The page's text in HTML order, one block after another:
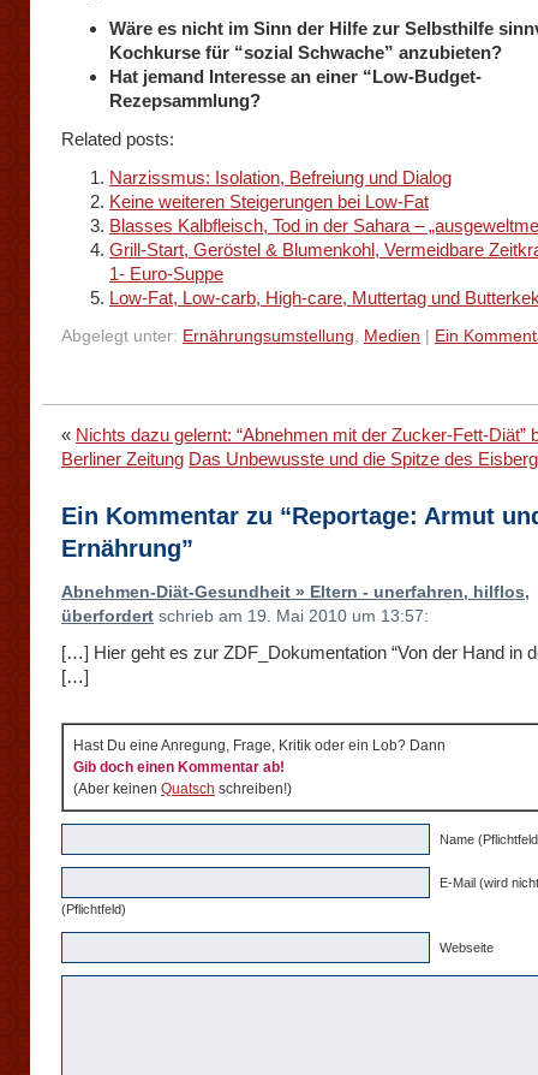
Wäre es nicht im Sinn der Hilfe zur Selbsthilfe
Kochkurse für “sozial Schwache” anzubieten?
Hat jemand Interesse an einer “Low-Budget-
Rezepsammlung?
Related posts:
Narzissmus: Isolation, Befreiung und Dialog
Keine weiteren Steigerungen bei Low-Fat
Blasses Kalbfleisch, Tod in der Sahara –
Grill-Start, Geröstel & Blumenkohl, Vermeidbare
1- Euro-Suppe
Low-Fat, Low-carb, High-care, Muttertag und
Abgelegt unter: Ernährungsumstellung, Medien Ein
« Nichts dazu gelernt: “Abnehmen mit der Zucker-Fett-Diät”
Berliner Zeitung Das Unbewusste und die Spitze des
Ein Kommentar zu “Reportage: Armut
Ernährung”
Abnehmen-Diät-Gesundheit » Eltern - unerfahren, hilflos,
überfordert schrieb am 19. Mai 2010 um 13:57:
[…] Hier geht es zur ZDF_Dokumentation “Von der Hand in
[…]
Hast Du eine Anregung, Frage, Kritik oder ein Lob? Dann
Gib doch einen Kommentar ab!
(Aber keinen Quatsch schreiben!)
Name
E-Mail (wird
(Pflichtfeld)
Webseite